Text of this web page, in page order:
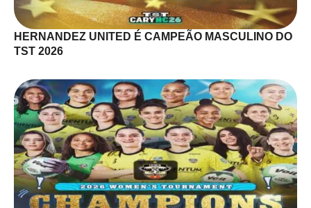
HERNANDEZ UNITED É CAMPEÃO MASCULINO DO
TST 2026